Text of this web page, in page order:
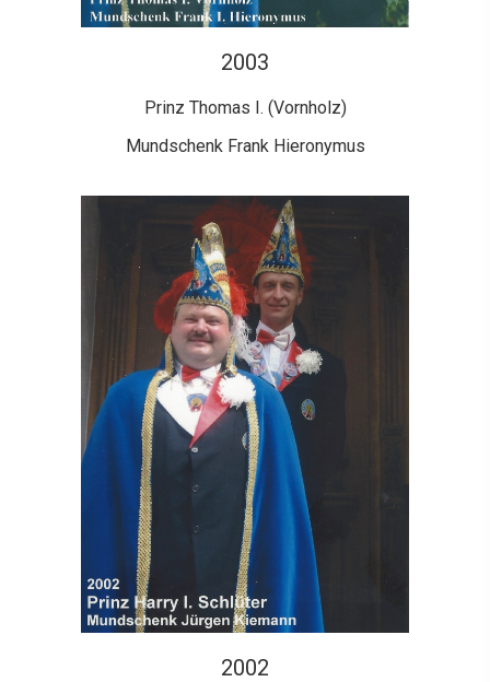
2003
Prinz Thomas I. (Vornholz)
Mundschenk Frank Hieronymus
2002